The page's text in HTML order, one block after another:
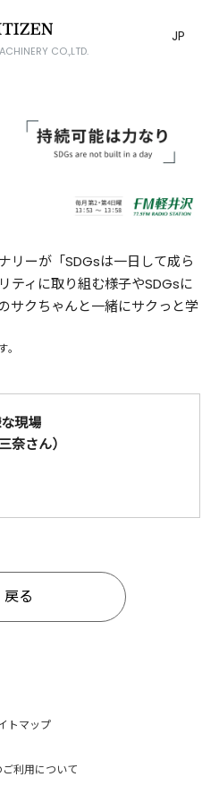
CO.,LTD.
JP
リーが「SDGsは一日して成ら
ティに取り組む様子やSDGsに
サクちゃんと一緒にサクっと学
現場
奈さん）
戻る
トマップ
利用について